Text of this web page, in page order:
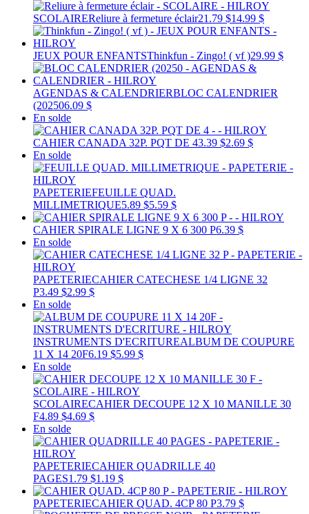
SCOLAIREReliure à fermeture éclair21.79 $14.99 $
JEUX POUR ENFANTSThinkfun - Zingo! ( vf )29.99 $
AGENDAS & CALENDRIERBLOC CALENDRIER
(202506.09 $
En solde
CAHIER CANADA 32P. PQT DE 43.39 $2.69 $
En solde
PAPETERIEFEUILLE QUAD.
MILLIMETRIQUE5.89 $5.59 $
CAHIER SPIRALE LIGNE 9 X 6 300 P6.39 $
En solde
PAPETERIECAHIER CATECHESE 1/4 LIGNE 32
P3.49 $2.99 $
En solde
INSTRUMENTS D'ECRITUREALBUM DE COUPURE
11 X 14 20F6.19 $5.99 $
En solde
SCOLAIRECAHIER DECOUPE 12 X 10 MANILLE 30
F4.89 $4.69 $
En solde
PAPETERIECAHIER QUADRILLE 40
PAGES1.79 $1.19 $
PAPETERIECAHIER QUAD. 4CP 80 P3.79 $